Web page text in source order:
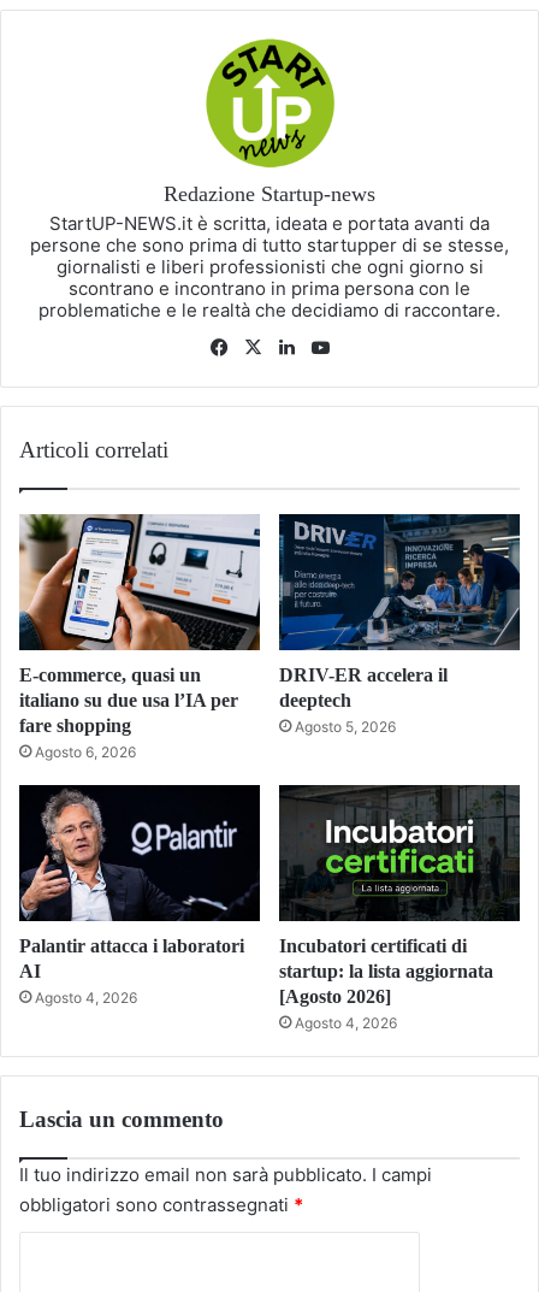
Redazione Startup-news
StartUP-NEWS.it è scritta, ideata e portata avanti da
persone che sono prima di tutto startupper di se stesse,
giornalisti e liberi professionisti che ogni giorno si
scontrano e incontrano in prima persona con le
problematiche e le realtà che decidiamo di raccontare.
Facebook
X LinkedIn
Articoli correlati
E-commerce, quasi un
italiano su due usa l’IA per
fare shopping
Agosto 6, 2026
DRIV-ER accelera il
deeptech
Agosto 5, 2026
Palantir attacca i laboratori
AI
Agosto 4, 2026
Incubatori certificati di
startup: la lista aggiornata
[Agosto 2026]
Agosto 4, 2026
Lascia un commento
Il tuo indirizzo email non sarà pubblicato. I campi
obbligatori sono contrassegnati *